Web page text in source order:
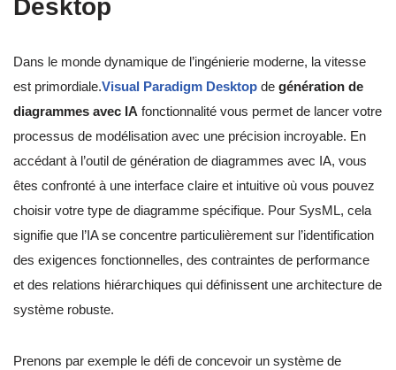
Desktop
Dans le monde dynamique de l’ingénierie moderne, la vitesse
est primordiale.Visual Paradigm Desktop de génération de
diagrammes avec IA fonctionnalité vous permet de lancer votre
processus de modélisation avec une précision incroyable. En
accédant à l’outil de génération de diagrammes avec IA, vous
êtes confronté à une interface claire et intuitive où vous pouvez
choisir votre type de diagramme spécifique. Pour SysML, cela
signifie que l’IA se concentre particulièrement sur l’identification
des exigences fonctionnelles, des contraintes de performance
et des relations hiérarchiques qui définissent une architecture de
système robuste.
Prenons par exemple le défi de concevoir un système de